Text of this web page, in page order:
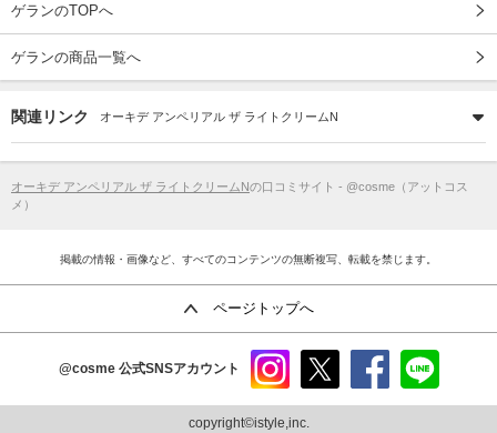
ゲランのTOPへ
ゲランの商品一覧へ
関連リンク オーキデ アンペリアル ザ ライトクリームN
オーキデ アンペリアル ザ ライトクリームNの口コミサイト - @cosme（アットコス
メ）
掲載の情報・画像など、すべてのコンテンツの無断複写、転載を禁じます。
ページトップへ
@cosme 公式SNSアカウント
ram
copyright©istyle,inc.